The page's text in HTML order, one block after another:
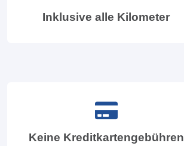
Inklusive alle Kilometer
Keine Kreditkartengebühren